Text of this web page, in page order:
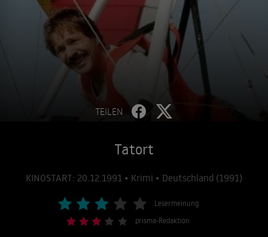
TEILEN
Tatort
KINOSTART: 20.12.1991 • Krimi • Deutschland (1991)
Lesermeinung
prisma-Redaktion